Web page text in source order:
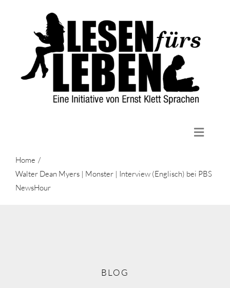
Toggle
Die Initiative
Home
Walter Dean Myers | Monster | Interview (Englisch) bei PBS
NewsHour
BLOG